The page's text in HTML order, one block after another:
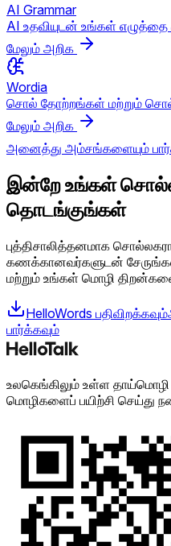
AI Grammar
AI உதவியுடன் உங்கள் எழுத்தை
மேலும் அறிக
Wordia
சொல் தோற்றங்கள் மற்றும்
மேலும் அறிக
அனைத்து அம்சங்களையும்
இன்றே உங்கள்
தொடங்குங்கள்
புத்திசாலித்தனமாக
கணக்கானவர்களுடன்
மற்றும் உங்கள் மொழி திறன்களை
HelloWords பதிவிறக்கவும்
பார்க்கவும்
உலகெங்கிலும் உள்ள
மொழிகளைப் பயிற்சி செய்து